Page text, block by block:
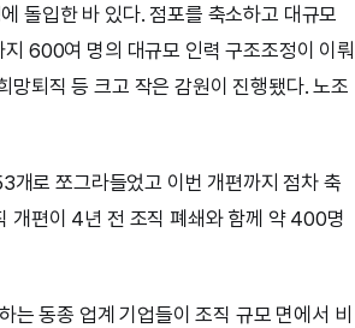
돌입한 바 있다. 점포를 축소하고 대규모
600여 명의 대규모 인력 구조조정이 이뤄
망퇴직 등 크고 작은 감원이 진행됐다. 노조
로 쪼그라들었고 이번 개편까지 점차 축
개편이 4년 전 조직 폐쇄와 함께 약 400명
는 동종 업계 기업들이 조직 규모 면에서 비